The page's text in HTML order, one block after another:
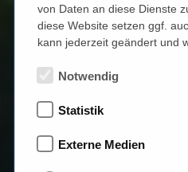
von Daten an diese Dienste
diese Website setzen ggf.
kann jederzeit geändert und
Notwendig
Statistik
Externe Medien